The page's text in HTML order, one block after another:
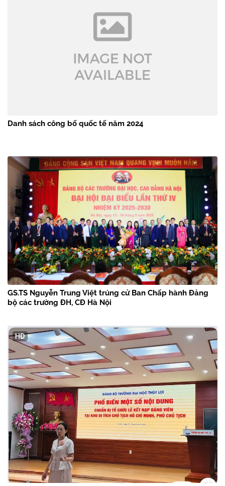
Danh sách công bố quốc tế năm 2024
GS.TS Nguyễn Trung Việt trúng cử Ban Chấp hành Đảng
bộ các trường ĐH, CĐ Hà Nội